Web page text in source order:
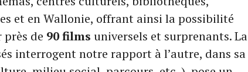
et en Wallonie, offrant ainsi la possibilité
de 90 films universels et surprenants. La
interrogent notre rapport à l’autre, dans sa